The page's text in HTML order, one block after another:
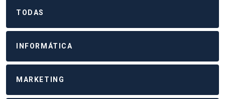
TODAS
INFORMÁTICA
MARKETING